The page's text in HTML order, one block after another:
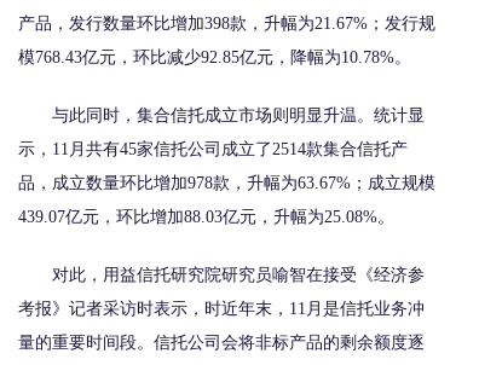
产品，发行数量环比增加398款，升幅为21.67%；发行规
模768.43亿元，环比减少92.85亿元，降幅为10.78%。
与此同时，集合信托成立市场则明显升温。统计显
示，11月共有45家信托公司成立了2514款集合信托产
品，成立数量环比增加978款，升幅为63.67%；成立规模
439.07亿元，环比增加88.03亿元，升幅为25.08%。
对此，用益信托研究院研究员喻智在接受《经济参
考报》记者采访时表示，时近年末，11月是信托业务冲
量的重要时间段。信托公司会将非标产品的剩余额度逐